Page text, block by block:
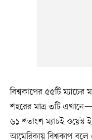
বিশ্বকাপের ৫৫টি ম্যাচের
শহরের মাত্র ৩টি
৬১ শতাংশ ম্যাচই ওয়েস্ট
আমেরিকায় বিশ্বকাপ